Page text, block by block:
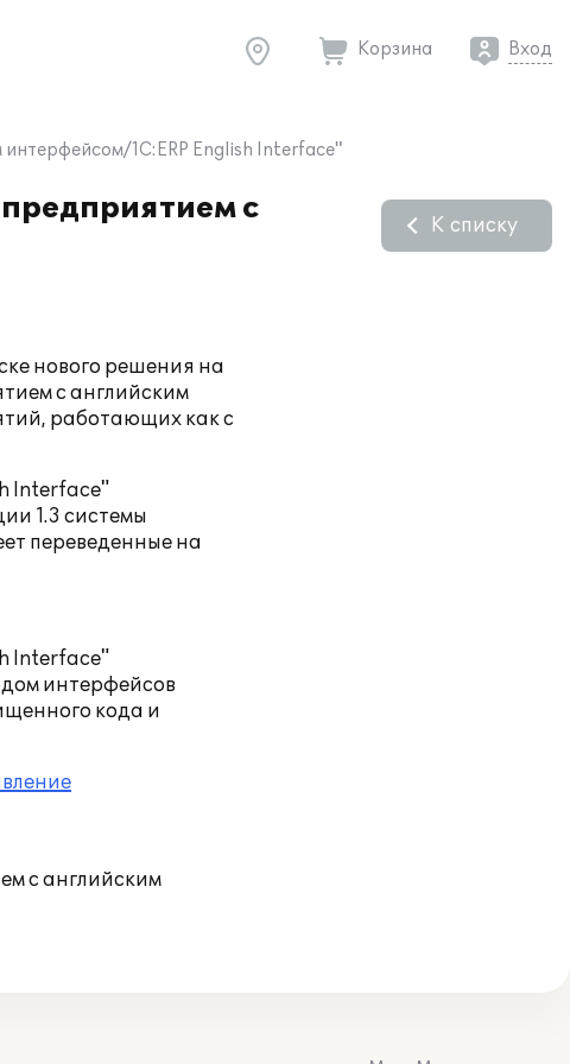
Корзина Вход
1C:ERP English Interface"
с
К списку
нового решения на
с английским
работающих как с
Interface"
1.3 системы
переведенные на
Interface"
интерфейсов
кода и
с английским